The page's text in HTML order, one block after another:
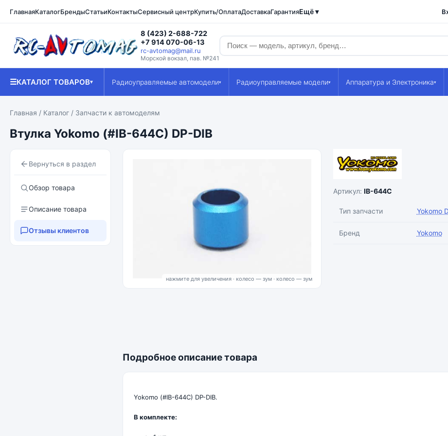
ГлавнаяКаталогБрендыСтатьиКонтактыСервисный центрКупить/ОплатаДоставкаГарантияЕщё ▾
8 (423) 2-688-722
+7 914 070-06-13
rc-avtomag@mail.ru
Морской вокзал, пав. №241
☰КАТАЛОГ ТОВАРОВ▾ Радиоуправляемые автомодели▾ Радиоуправляемые модели▾ Аппаратура и Электроника▾
Главная / Каталог / Запчасти к автомоделям
Втулка Yokomo (#IB-644C) DP-DIB
Вернуться в раздел
Обзор товара
Описание товара
Отзывы клиентов
нажмите для увеличения · колесо — зум
Артикул: IB-644C
Тип запчасти Yokomo
Бренд Yokomo
Подробное описание товара
Yokomo (#IB-644C) DP-DIB.
В комплекте: